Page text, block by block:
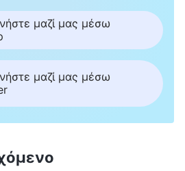
μαζί μας μέσω
μαζί μας μέσω